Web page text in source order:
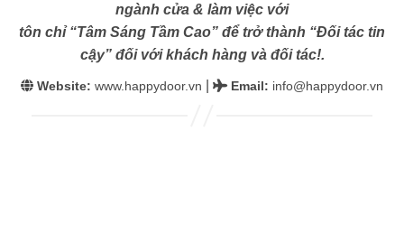
ngành cửa & làm việc với
tôn chỉ “Tâm Sáng Tầm Cao” để trở thành “Đối tác tin
cậy” đối với khách hàng và đối tác!.
Website: www.happydoor.vn Email: info@happydoor.vn